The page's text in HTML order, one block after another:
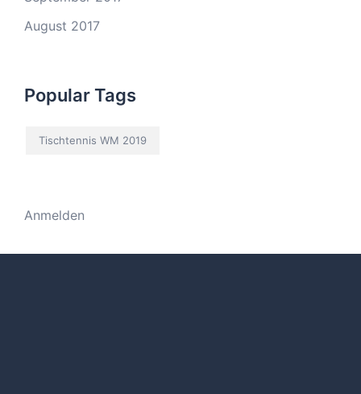
August 2017
Popular Tags
Tischtennis WM 2019
Anmelden